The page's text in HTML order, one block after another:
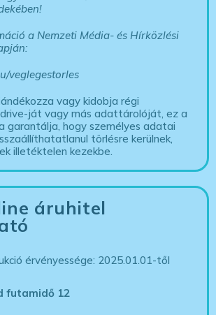
a Nemzeti Média- és Hírközlési
veglegestorles
vagy kidobja régi
ját vagy más adattárolóját, ez a
garantálja, hogy személyes adatai
törlésre kerülnek,
illetéktelen kezekbe.
áruhitel
érvényessége: 2025.01.01-től
futamidő 12